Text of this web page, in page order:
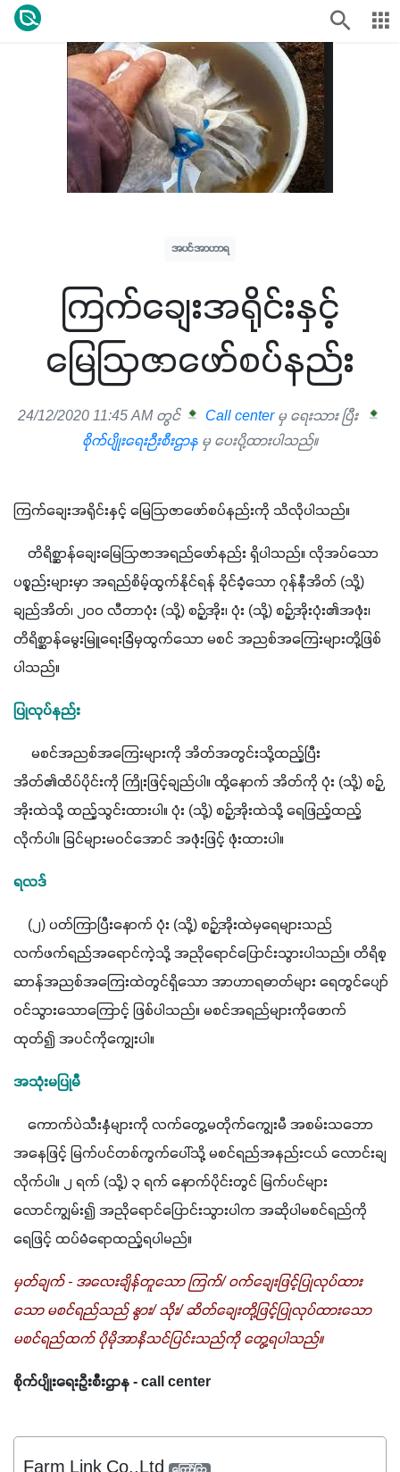
အပင်အာဟာရ
ကြက်ချေးအရိုင်းနှင့်
မြေဩဇာဖော်စပ်နည်း
24/12/2020 11:45 AM တွင် Call centerမှ ရေးသား ပြီး
စိုက်ပျိုးရေးဉီးစီးဌာန မှ ပေးပို့ထားပါသည်။
ကြက်ချေးအရိုင်းနှင့် မြေဩဇာဖော်စပ်နည်းကို သိလိုပါသည်။
တိရိစ္ဆာန်ချေးမြေဩဇာအရည်ဖော်နည်း ရှိပါသည်။ လိုအပ်သော
ပစ္စည်းများမှာ အရည်စိမ့်ထွက်နိုင်ရန် ခိုင်ခံ့သော ဂုန်နီအိတ် (သို့)
ချည်အိတ်၊ ၂၀၀ လီတာပုံး (သို့) စဉ့်အိုး၊ ပုံး (သို့) စဉ့်အိုးပုံး၏အဖုံး၊
တိရိစ္ဆာန်မွေးမြူရေးခြံမှထွက်သော မစင် အညစ်အကြေးများတို့ဖြစ်
ပါသည်။
ပြုလုပ်နည်း
မစင်အညစ်အကြေးများကို အိတ်အတွင်းသို့ထည့်ပြီး
အိတ်၏ထိပ်ပိုင်းကို ကြိုးဖြင့်ချည်ပါ။ ထို့နောက် အိတ်ကို ပုံး (သို့) စဉ့်
အိုးထဲသို့ ထည့်သွင်းထားပါ။ ပုံး (သို့) စဉ့်အိုးထဲသို့ ရေဖြည့်ထည့်
လိုက်ပါ။ ခြင်များမဝင်အောင် အဖုံးဖြင့် ဖုံးထားပါ။
ရလဒ်
(၂) ပတ်ကြာပြီးနောက် ပုံး (သို့) စဉ့်အိုးထဲမှရေများသည်
လက်ဖက်ရည်အရောင်ကဲ့သို့ အညိုရောင်ပြောင်းသွားပါသည်။ တိရိစ္
ဆာန်အညစ်အကြေးထဲတွင်ရှိသော အာဟာရဓာတ်များ ရေတွင်ပျော်
ဝင်သွားသောကြောင့် ဖြစ်ပါသည်။ မစင်အရည်များကိုဖောက်
ထုတ်၍ အပင်ကိုကျွေးပါ။
အသုံးမပြုမီ
ကောက်ပဲသီးနှံများကို လက်တွေ့မတိုက်ကျွေးမီ အစမ်းသဘော
အနေဖြင့် မြက်ပင်တစ်ကွက်ပေါ်သို့ မစင်ရည်အနည်းငယ် လောင်းချ
လိုက်ပါ။ ၂ ရက် (သို့) ၃ ရက် နောက်ပိုင်းတွင် မြက်ပင်များ
လောင်ကျွမ်း၍ အညိုရောင်ပြောင်းသွားပါက အဆိုပါမစင်ရည်ကို
ရေဖြင့် ထပ်မံရောထည့်ရပါမည်။
မှတ်ချက် - အလေးချိန်တူသော ကြက်/ ဝက်ချေးဖြင့်ပြုလုပ်ထား
သော မစင်ရည်သည် နွား/ သိုး/ ဆိတ်ချေးတို့ဖြင့်ပြုလုပ်ထားသော
မစင်ရည်ထက် ပိုမိုအာနိသင်ပြင်းသည်ကို တွေ့ရပါသည်။
စိုက်ပျိုးရေးဦးစီးဌာန - call center